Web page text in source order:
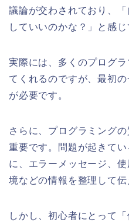
議論が交わされており、
していいのかな？」と感じ
実際には、多くのプログ
てくれるのですが、最初
が必要です。
さらに、プログラミング
重要です。問題が起きて
に、エラーメッセージ、
境などの情報を整理して伝
しかし、初心者にとって